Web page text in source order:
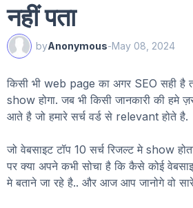
नहीं पता
byAnonymous-May 08, 2024
किसी भी web page का अगर SEO सही है
show होगा. जब भी किसी जानकारी की हमे
आते है जो हमारे सर्च वर्ड से relevant होते है.
जो वेबसाइट टॉप 10 सर्च रिजल्ट मे show
पर क्या अपने कभी सोचा है कि कैसे कोई
मे बताने जा रहे है.. और आज आप जानोगे वो